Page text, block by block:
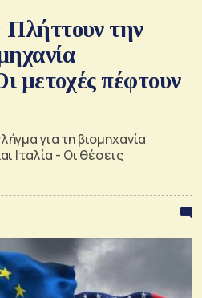
την
μετοχές πέφτουν
για τη βιομηχανία
Ιταλία - Οι θέσεις